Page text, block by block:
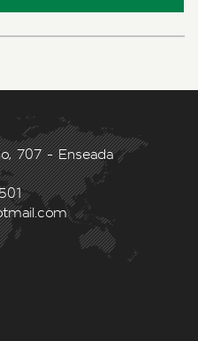
707 - Enseada